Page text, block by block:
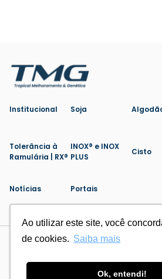
Ao utilizar este site, você
de cookies. Saiba mais
Ok, entendi!
Ao utilizar este site, você
de cookies. Saiba mais
Ok, entendi!
Institucional Soja
Tolerância à
Ramulária | RX®
INOX® e INOX
PLUS
Cisto
Notícias Portais
Politica de Privacidade
Feito por